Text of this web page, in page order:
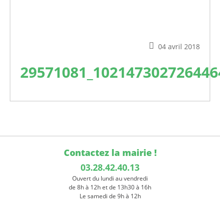
04 avril 2018
Contactez la mairie !
03.28.42.40.13
Ouvert du lundi au vendredi
de 8h à 12h et de 13h30 à 16h
Le samedi de 9h à 12h